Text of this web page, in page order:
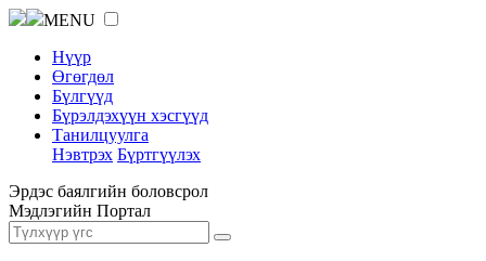
MENU
Нүүр
Өгөгдөл
Бүлгүүд
Бүрэлдэхүүн хэсгүүд
Танилцуулга
Нэвтрэх Бүртгүүлэх
Эрдэс баялгийн боловсрол
Мэдлэгийн Портал